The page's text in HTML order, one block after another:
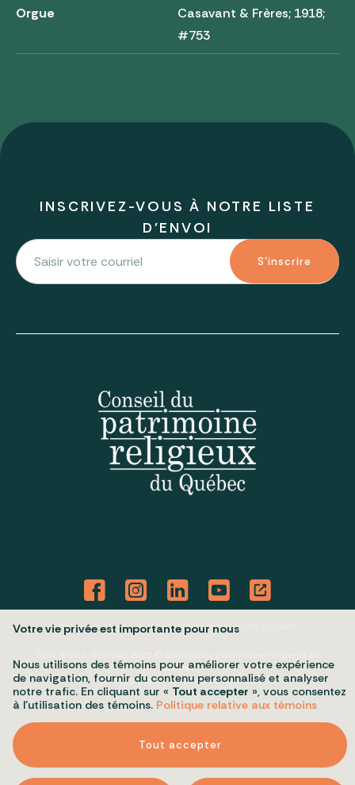
Orgue
Casavant & Frères; 1918;
#753
INSCRIVEZ-VOUS À NOTRE LISTE
D'ENVOI
S'inscrire
Politique de confidentialité Mes préférences cookies
Québec
Conception et réalisation :Nubee
Votre vie privée est importante pour nous
Nous utilisons des témoins pour améliorer votre expérience
de navigation, fournir du contenu personnalisé et analyser
notre trafic. En cliquant sur « Tout accepter », vous consentez
à l’utilisation des témoins. Politique relative aux témoins
Tout accepter